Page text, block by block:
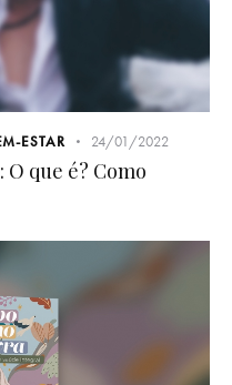
ESTAR 24/01/2022
que é? Como